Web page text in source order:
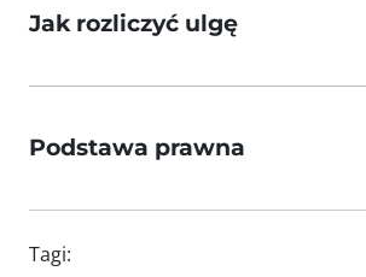
Jak rozliczyć ulgę
Podstawa prawna
Tagi: